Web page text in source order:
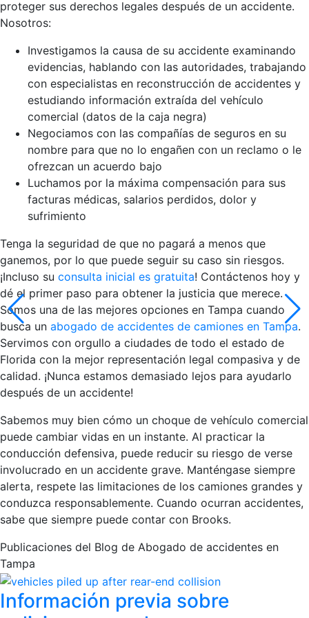
proteger sus derechos legales después de un accidente.
Nosotros:
Investigamos la causa de su accidente examinando
evidencias, hablando con las autoridades, trabajando
con especialistas en reconstrucción de accidentes y
estudiando información extraída del vehículo
comercial (datos de la caja negra)
Negociamos con las compañías de seguros en su
nombre para que no lo engañen con un reclamo o le
ofrezcan un acuerdo bajo
Luchamos por la máxima compensación para sus
facturas médicas, salarios perdidos, dolor y
sufrimiento
Tenga la seguridad de que no pagará a menos que
ganemos, por lo que puede seguir su caso sin riesgos.
¡Incluso su consulta inicial es gratuita! Contáctenos hoy y
dé el primer paso para obtener la justicia que merece.
Somos una de las mejores opciones en Tampa cuando
busca un abogado de accidentes de camiones en Tampa.
Servimos con orgullo a ciudades de todo el estado de
Florida con la mejor representación legal compasiva y de
calidad. ¡Nunca estamos demasiado lejos para ayudarlo
después de un accidente!
Sabemos muy bien cómo un choque de vehículo comercial
puede cambiar vidas en un instante. Al practicar la
conducción defensiva, puede reducir su riesgo de verse
involucrado en un accidente grave. Manténgase siempre
alerta, respete las limitaciones de los camiones grandes y
conduzca responsablemente. Cuando ocurran accidentes,
sabe que siempre puede contar con Brooks.
Publicaciones del Blog de Abogado de accidentes en
Tampa
Información previa sobre